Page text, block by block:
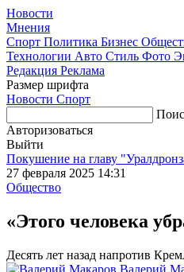
Новости
Мнения
Спорт Политика Бизнес
Технологии Авто Стиль Фото
Редакция Реклама
Размер шрифта
Новости Спорт
Авторизоваться
Выйти
Покушение на главу
27 февраля 2025 14:31
Общество
«Этого человека
Десять лет назад напротив
Валерий